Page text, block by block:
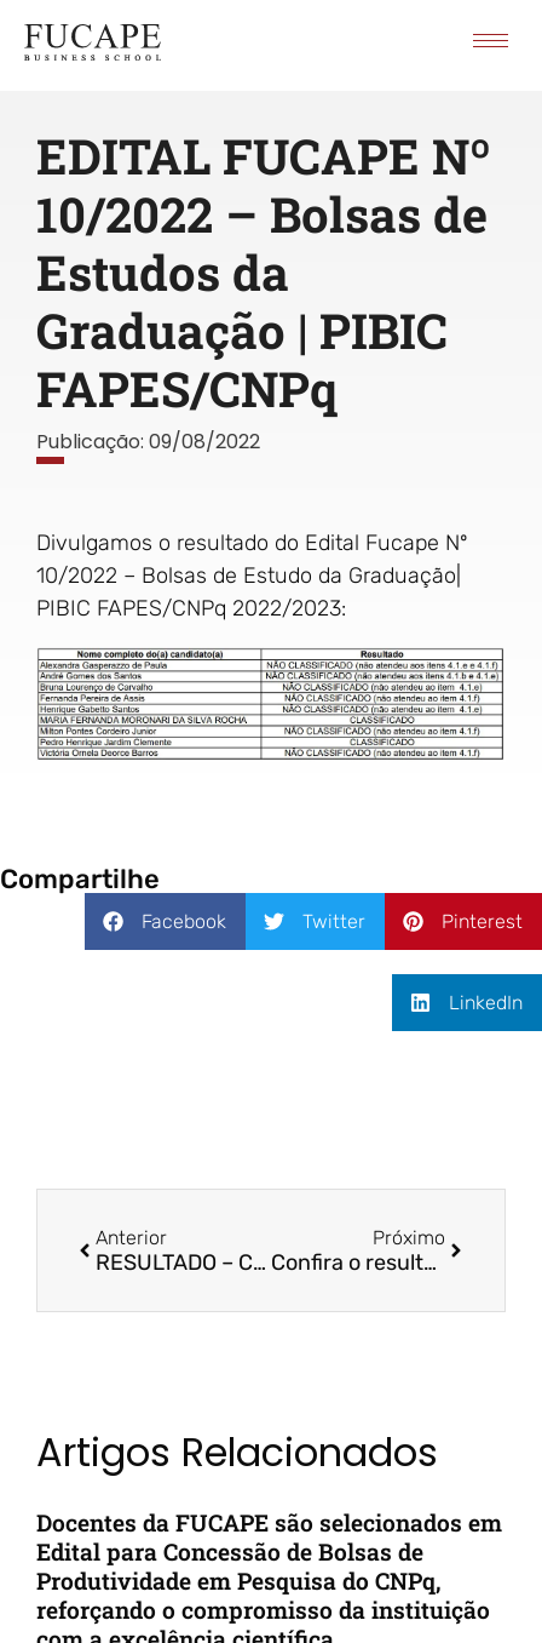
EDITAL FUCAPE Nº
10/2022 – Bolsas de
Estudos da
Graduação | PIBIC
FAPES/CNPq
Publicação: 09/08/2022
Divulgamos o resultado do Edital Fucape Nº
10/2022 – Bolsas de Estudo da Graduação|
PIBIC FAPES/CNPq 2022/2023:
Compartilhe
Facebook Twitter Pinterest
LinkedIn
Anterior
RESULTADO – Chamada Interna para Submissão de Projetos de IC – Nº 01/2022
Próximo
Confira o resultado do Programa Bolsa por Desempenho 2022/2
Artigos Relacionados
Docentes da FUCAPE são selecionados em
Edital para Concessão de Bolsas de
Produtividade em Pesquisa do CNPq,
reforçando o compromisso da instituição